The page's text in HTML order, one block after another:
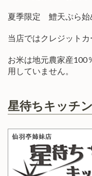
夏季限定 鱧天ぷら始
当店ではクレジットカ
お米は地元農家産100
用していません。
星待ちキッチン